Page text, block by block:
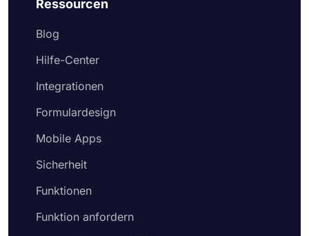
Ressourcen
Blog
Hilfe-Center
Integrationen
Formulardesign
Mobile Apps
Sicherheit
Funktionen
Funktion anfordern